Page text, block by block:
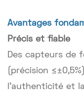
Avantages
Précis et fiable
Des capteurs de
(précision
l'authenticité et